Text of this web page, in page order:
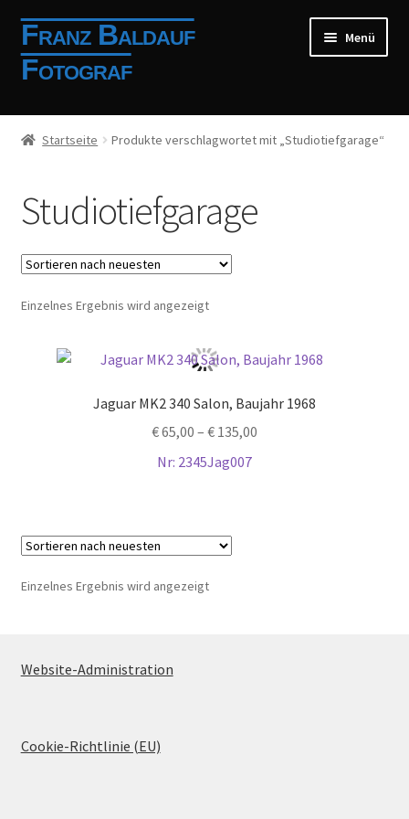
Zur
Navigation
springen
Zum
Inhalt
springen
Franz Baldauf
Fotograf
Menü
Shop
Allgemeine Geschäftsbedingungen
Impressum
Anmelden
Registrierung
Startseite Produkte verschlagwortet mit „Studiotiefgarage“
Studiotiefgarage
Einzelnes Ergebnis wird angezeigt
Jaguar MK2 340 Salon, Baujahr 1968
€65,00 – € 135,00
Nr: 2345Jag007
Einzelnes Ergebnis wird angezeigt
Website-Administration
Cookie-Richtlinie (EU)